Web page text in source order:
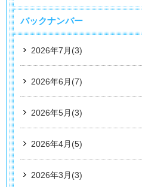
バックナンバー
2026年7月(3)
2026年6月(7)
2026年5月(3)
2026年4月(5)
2026年3月(3)